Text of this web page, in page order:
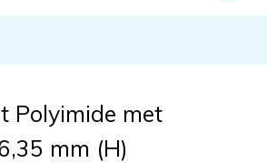
Polyimide met
mm (H)